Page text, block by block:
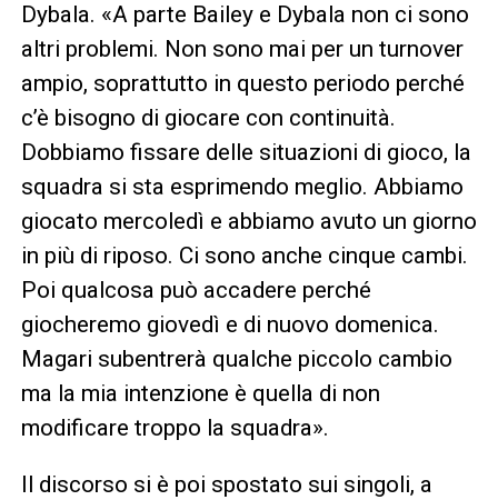
Dybala. «A parte Bailey e Dybala non ci sono
altri problemi. Non sono mai per un turnover
ampio, soprattutto in questo periodo perché
c’è bisogno di giocare con continuità.
Dobbiamo fissare delle situazioni di gioco, la
squadra si sta esprimendo meglio. Abbiamo
giocato mercoledì e abbiamo avuto un giorno
in più di riposo. Ci sono anche cinque cambi.
Poi qualcosa può accadere perché
giocheremo giovedì e di nuovo domenica.
Magari subentrerà qualche piccolo cambio
ma la mia intenzione è quella di non
modificare troppo la squadra».
Il discorso si è poi spostato sui singoli, a